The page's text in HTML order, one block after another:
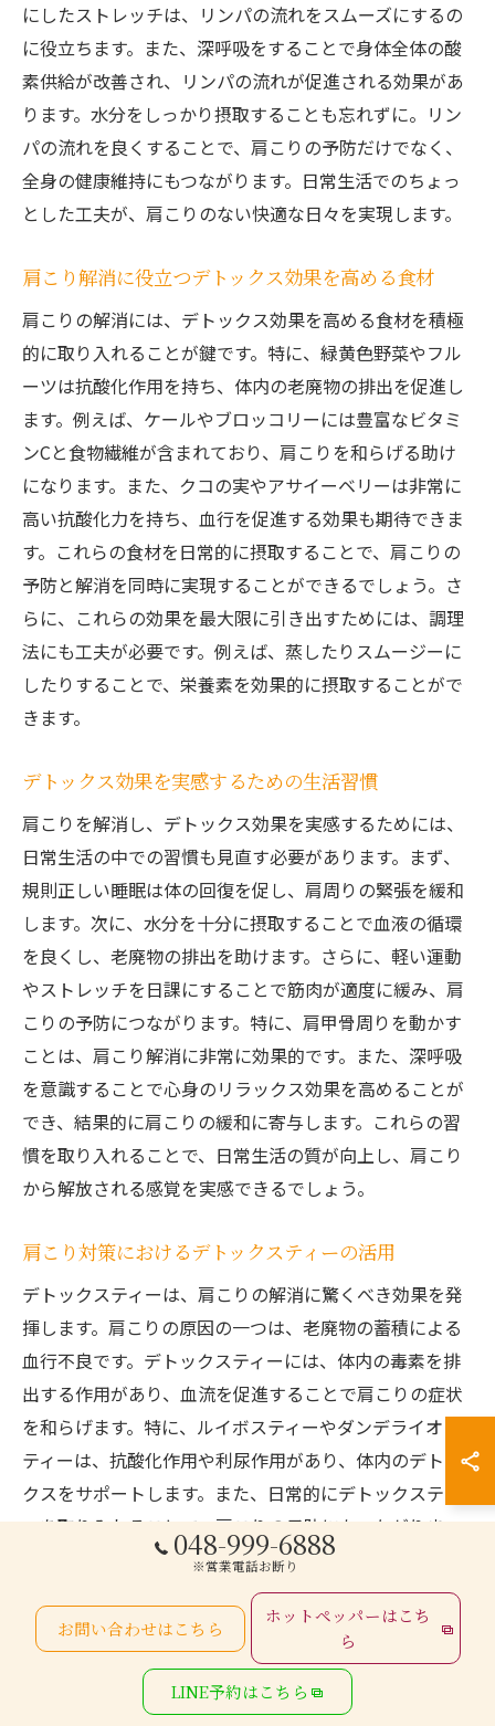
にしたストレッチは、リンパの流れをスムーズにするの
に役立ちます。また、深呼吸をすることで身体全体の酸
素供給が改善され、リンパの流れが促進される効果があ
ります。水分をしっかり摂取することも忘れずに。リン
パの流れを良くすることで、肩こりの予防だけでなく、
全身の健康維持にもつながります。日常生活でのちょっ
とした工夫が、肩こりのない快適な日々を実現します。
肩こり解消に役立つデトックス効果を高める食材
肩こりの解消には、デトックス効果を高める食材を積極
的に取り入れることが鍵です。特に、緑黄色野菜やフル
ーツは抗酸化作用を持ち、体内の老廃物の排出を促進し
ます。例えば、ケールやブロッコリーには豊富なビタミ
ンCと食物繊維が含まれており、肩こりを和らげる助け
になります。また、クコの実やアサイーベリーは非常に
高い抗酸化力を持ち、血行を促進する効果も期待できま
す。これらの食材を日常的に摂取することで、肩こりの
予防と解消を同時に実現することができるでしょう。さ
らに、これらの効果を最大限に引き出すためには、調理
法にも工夫が必要です。例えば、蒸したりスムージーに
したりすることで、栄養素を効果的に摂取することがで
きます。
デトックス効果を実感するための生活習慣
肩こりを解消し、デトックス効果を実感するためには、
日常生活の中での習慣も見直す必要があります。まず、
規則正しい睡眠は体の回復を促し、肩周りの緊張を緩和
します。次に、水分を十分に摂取することで血液の循環
を良くし、老廃物の排出を助けます。さらに、軽い運動
やストレッチを日課にすることで筋肉が適度に緩み、肩
こりの予防につながります。特に、肩甲骨周りを動かす
ことは、肩こり解消に非常に効果的です。また、深呼吸
を意識することで心身のリラックス効果を高めることが
でき、結果的に肩こりの緩和に寄与します。これらの習
慣を取り入れることで、日常生活の質が向上し、肩こり
から解放される感覚を実感できるでしょう。
肩こり対策におけるデトックスティーの活用
デトックスティーは、肩こりの解消に驚くべき効果を発
揮します。肩こりの原因の一つは、老廃物の蓄積による
血行不良です。デトックスティーには、体内の毒素を排
出する作用があり、血流を促進することで肩こりの症状
を和らげます。特に、ルイボスティーやダンデライオン
ティーは、抗酸化作用や利尿作用があり、体内のデトッ
クスをサポートします。また、日常的にデトックスティ
ーを取り入れることで、肩こりの予防にもつながりま
す。ただし、デトックスティーを飲む際は、適量を守
り、体調に合わせて選ぶことが重要です。これにより、
肩こりの効果的な解消と長期的な健康維持が可能となり
ます。
048-999-6888
※営業電話お断り
お問い合わせはこちら
ホットペッパーはこち
ら
LINE予約はこちら